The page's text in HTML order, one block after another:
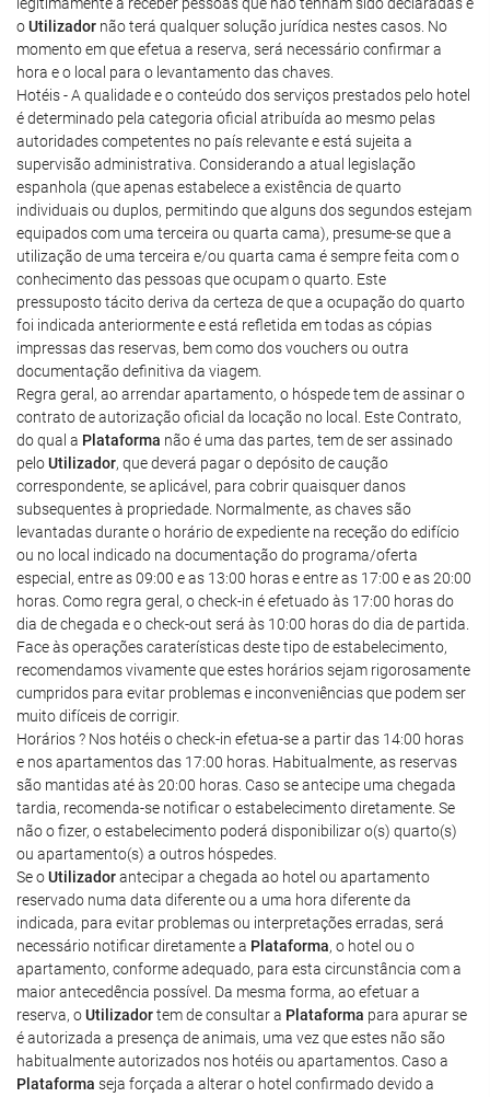
oUtilizador não terá qualquer solução jurídica nestes casos. No
momento em que efetua a reserva, será necessário confirmar a
hora e o local para o levantamento das chaves.
Hotéis - A qualidade e o conteúdo dos serviços prestados pelo hotel
é determinado pela categoria oficial atribuída ao mesmo pelas
autoridades competentes no país relevante e está sujeita a
supervisão administrativa. Considerando a atual legislação
espanhola (que apenas estabelece a existência de quarto
individuais ou duplos, permitindo que alguns dos segundos estejam
equipados com uma terceira ou quarta cama), presume-se que a
utilização de uma terceira e/ou quarta cama é sempre feita com o
conhecimento das pessoas que ocupam o quarto. Este
pressuposto tácito deriva da certeza de que a ocupação do quarto
foi indicada anteriormente e está refletida em todas as cópias
impressas das reservas, bem como dos vouchers ou outra
documentação definitiva da viagem.
Regra geral, ao arrendar apartamento, o hóspede tem de assinar o
contrato de autorização oficial da locação no local. Este Contrato,
do qual a Plataforma não é uma das partes, tem de ser assinado
peloUtilizador, que deverá pagar o depósito de caução
correspondente, se aplicável, para cobrir quaisquer danos
subsequentes à propriedade. Normalmente, as chaves são
levantadas durante o horário de expediente na receção do edifício
ou no local indicado na documentação do programa/oferta
especial, entre as 09:00 e as 13:00 horas e entre as 17:00 e as 20:00
horas. Como regra geral, o check-in é efetuado às 17:00 horas do
dia de chegada e o check-out será às 10:00 horas do dia de partida.
Face às operações caraterísticas deste tipo de estabelecimento,
recomendamos vivamente que estes horários sejam rigorosamente
cumpridos para evitar problemas e inconveniências que podem ser
muito difíceis de corrigir.
Horários ? Nos hotéis o check-in efetua-se a partir das 14:00 horas
e nos apartamentos das 17:00 horas. Habitualmente, as reservas
são mantidas até às 20:00 horas. Caso se antecipe uma chegada
tardia, recomenda-se notificar o estabelecimento diretamente. Se
não o fizer, o estabelecimento poderá disponibilizar o(s) quarto(s)
ou apartamento(s) a outros hóspedes.
Se oUtilizadorantecipar a chegada ao hotel ou apartamento
reservado numa data diferente ou a uma hora diferente da
indicada, para evitar problemas ou interpretações erradas, será
necessário notificar diretamente a Plataforma, o hotel ou o
apartamento, conforme adequado, para esta circunstância com a
maior antecedência possível. Da mesma forma, ao efetuar a
reserva, oUtilizadortem de consultar a Plataforma para apurar se
é autorizada a presença de animais, uma vez que estes não são
habitualmente autorizados nos hotéis ou apartamentos. Caso a
Plataforma seja forçada a alterar o hotel confirmado devido a